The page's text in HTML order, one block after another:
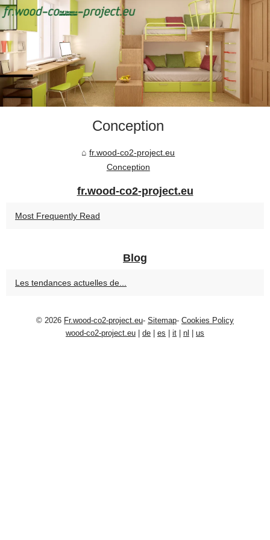
Conception
fr.wood-co2-project.eu
Conception
fr.wood-co2-project.eu
Most Frequently Read
Blog
Les tendances actuelles de...
© 2026 Fr.wood-co2-project.eu- Sitemap- Cookies Policy
wood-co2-project.eu
de es it nl us